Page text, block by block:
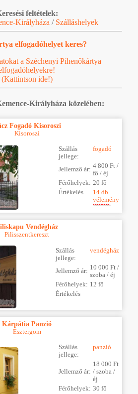
feltételek:
Királyháza / Szálláshelyek
elfogadóhelyet keres?
a Széchenyi Pihenőkártya
(Kattintson ide!)
Királyháza közelében:
Fogadó Kisoroszi
Kisoroszi
Szállás
jellege:
fogadó
Jellemző ár: 4 800 Ft /
fő / éj
Férőhelyek: 20 fő
Értékelés
14 db
vélemény
Vendégház
Pilisszentkereszt
Szállás
jellege:
vendégház
Jellemző ár: 10 000 Ft /
szoba / éj
Férőhelyek: 12 fő
Értékelés
Kárpátia Panzió
Esztergom
Szállás
jellege:
panzió
Jellemző ár:
18 000 Ft
/ szoba /
éj
Férőhelyek: 30 fő